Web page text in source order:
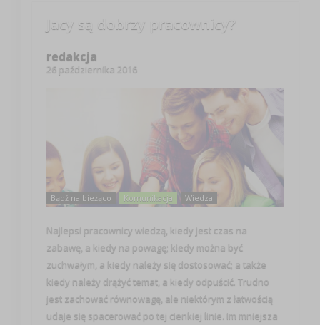
Jacy są dobrzy pracownicy?
redakcja
26 października 2016
Bądź na bieżąco Komunikacja Wiedza
Najlepsi pracownicy wiedzą, kiedy jest czas na
zabawę, a kiedy na powagę; kiedy można być
zuchwałym, a kiedy należy się dostosować; a także
kiedy należy drążyć temat, a kiedy odpuścić. Trudno
jest zachować równowagę, ale niektórym z łatwością
udaje się spacerować po tej cienkiej linie. Im mniejsza